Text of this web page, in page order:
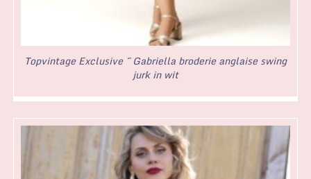
Topvintage Exclusive ~ Gabriella broderie anglaise swing
jurk in wit